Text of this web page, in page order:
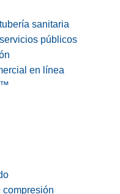
sanitaria
públicos
en línea
compresión